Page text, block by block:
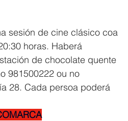
sesión de cine clásico coa
horas. Haberá
de chocolate quente
981500222 ou no
28. Cada persoa poderá